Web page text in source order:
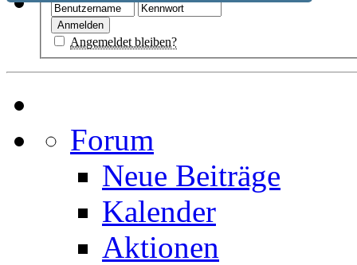
Angemeldet bleiben?
Forum
Neue Beiträge
Kalender
Aktionen